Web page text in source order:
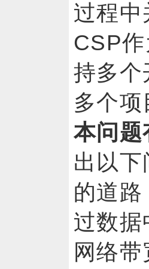
过程
CSP
持多个
多个
本问题
出以
的道
过数
网络